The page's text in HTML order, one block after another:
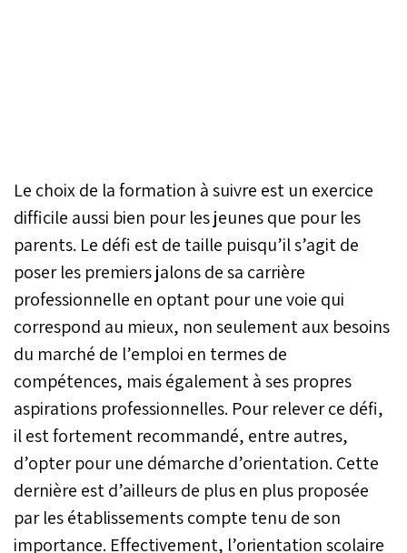
Le choix de la formation à suivre est un exercice
difficile aussi bien pour les jeunes que pour les
parents. Le défi est de taille puisqu’il s’agit de
poser les premiers jalons de sa carrière
professionnelle en optant pour une voie qui
correspond au mieux, non seulement aux besoins
du marché de l’emploi en termes de
compétences, mais également à ses propres
aspirations professionnelles. Pour relever ce défi,
il est fortement recommandé, entre autres,
d’opter pour une démarche d’orientation. Cette
dernière est d’ailleurs de plus en plus proposée
par les établissements compte tenu de son
importance. Effectivement, l’orientation scolaire